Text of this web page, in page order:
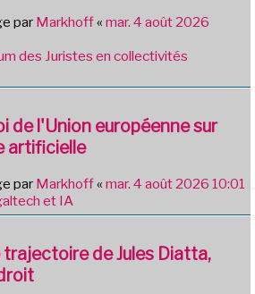
par Markhoff« mar. 4 août 2026
des Juristes en collectivités
de l'Union européenne sur
artificielle
par Markhoff« mar. 4 août 2026 10:01
et IA
trajectoire de Jules Diatta,